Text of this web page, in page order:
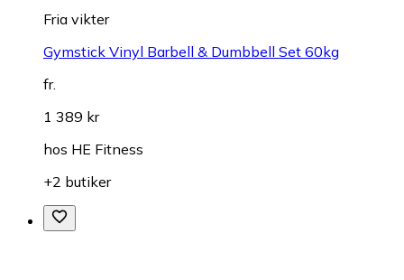
Fria vikter
Gymstick Vinyl Barbell & Dumbbell Set 60kg
fr.
1 389 kr
hos HE Fitness
+2 butiker